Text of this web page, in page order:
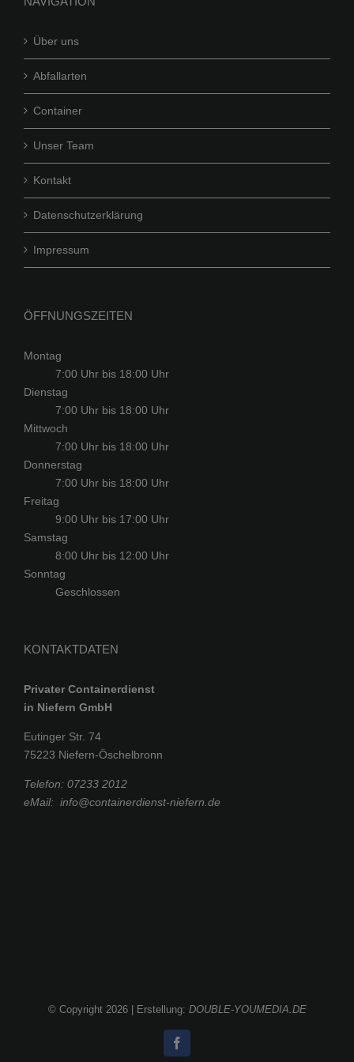
Über uns
Abfallarten
Container
Unser Team
Kontakt
Datenschutzerklärung
Impressum
ÖFFNUNGSZEITEN
Montag
7:00 Uhr bis 18:00 Uhr
Dienstag
7:00 Uhr bis 18:00 Uhr
Mittwoch
7:00 Uhr bis 18:00 Uhr
Donnerstag
7:00 Uhr bis 18:00 Uhr
Freitag
9:00 Uhr bis 17:00 Uhr
Samstag
8:00 Uhr bis 12:00 Uhr
Sonntag
Geschlossen
KONTAKTDATEN
Privater Containerdienst
in Niefern GmbH
Eutinger Str. 74
75223 Niefern-Öschelbronn
Telefon: 07233 2012
eMail: info@containerdienst-niefern.de
© Copyright 2026 | Erstellung: DOUBLE-YOUMEDIA.DE
Facebook